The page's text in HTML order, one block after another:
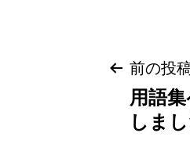
投
稿
前の投
用語
しま